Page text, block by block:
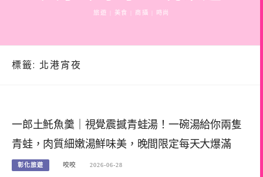
旅遊 | 美食 | 商攝 | 時尚
標籤: 北港宵夜
一郎土魠魚羹｜視覺震撼青蛙湯！一碗湯給你兩隻
青蛙，肉質細嫩湯鮮味美，晚間限定每天大爆滿
彰化旅遊 咬咬 2026-06-28